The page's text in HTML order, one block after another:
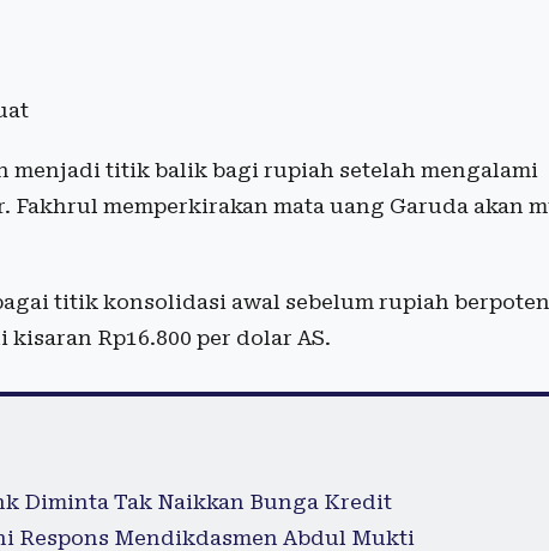
menjadi titik balik bagi rupiah setelah mengalami
Fakhrul memperkirakan mata uang Garuda akan
titik konsolidasi awal sebelum rupiah
Rp16.800 per dolar AS.
Diminta Tak Naikkan Bunga Kredit
Respons Mendikdasmen Abdul Mukti